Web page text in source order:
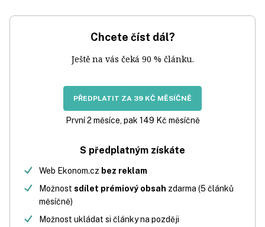
Chcete číst dál?
Ještě na vás čeká 90 % článku.
PŘEDPLATIT ZA 39 KČ MĚSÍČNĚ
První 2 měsíce, pak 149 Kč měsíčně
S předplatným získáte
Web Ekonom.cz bez reklam
Možnost sdílet prémiový obsah zdarma (5 článků
měsíčně)
Možnost ukládat si články na později